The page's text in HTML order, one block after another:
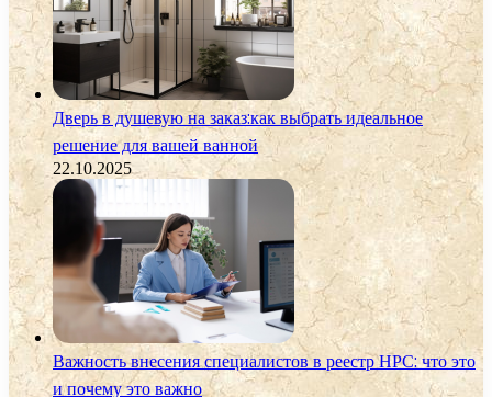
Дверь в душевую на заказ:как выбрать идеальное
решение для вашей ванной
22.10.2025
Важность внесения специалистов в реестр НРС: что это
и почему это важно